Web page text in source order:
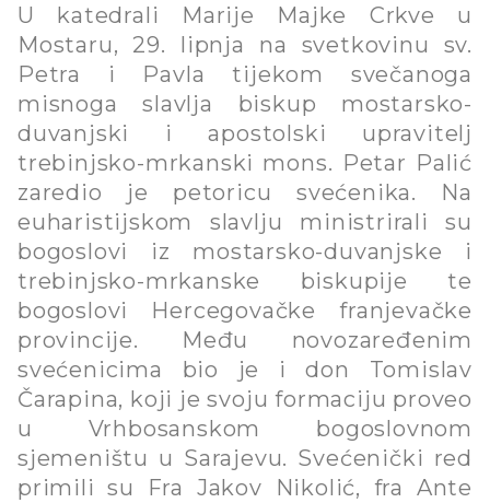
U katedrali Marije Majke Crkve u
Mostaru, 29. lipnja na svetkovinu sv.
Petra i Pavla tijekom svečanoga
misnoga slavlja biskup mostarsko-
duvanjski i apostolski upravitelj
trebinjsko-mrkanski mons. Petar Palić
zaredio je petoricu svećenika. Na
euharistijskom slavlju ministrirali su
bogoslovi iz mostarsko-duvanjske i
trebinjsko-mrkanske biskupije te
bogoslovi Hercegovačke franjevačke
provincije. Među novozaređenim
svećenicima bio je i don Tomislav
Čarapina, koji je svoju formaciju proveo
u Vrhbosanskom bogoslovnom
sjemeništu u Sarajevu. Svećenički red
primili su Fra Jakov Nikolić, fra Ante